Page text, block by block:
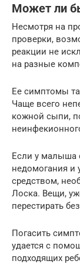
Может ли
Несмотря на
проверки,
реакции не
на разные
Ее симптомы
Чаще всего
кожной сыпи,
Если у малыша
недомогания и
средством,
Лоска. Вещи,
перестирать
Погасить
удается с
подходящих